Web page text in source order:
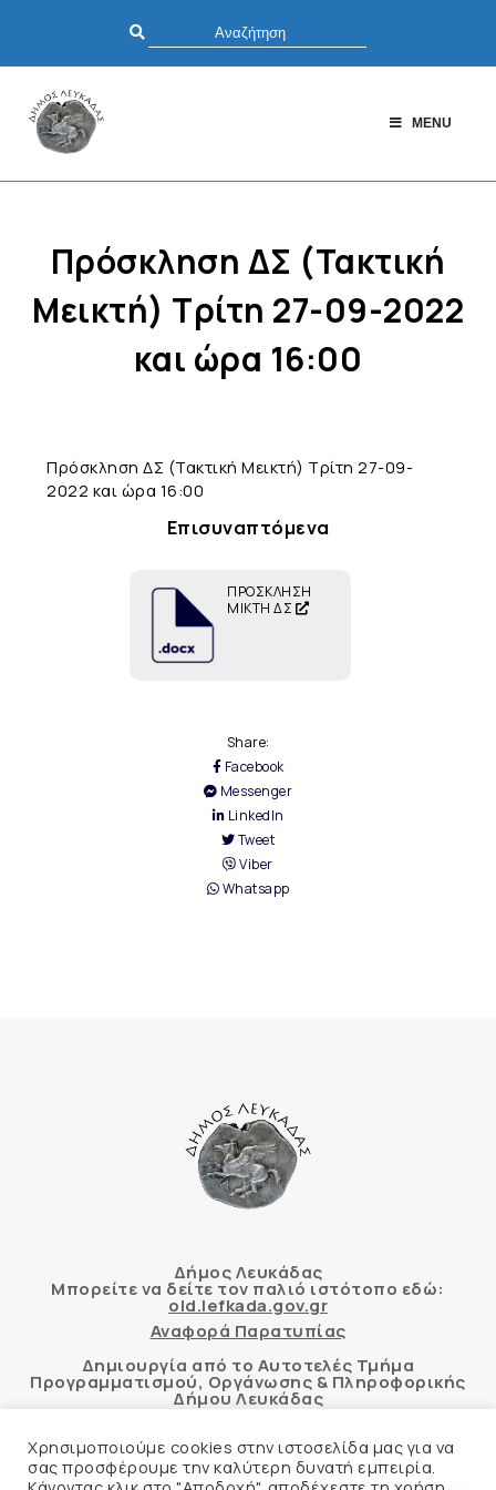
MENU
Πρόσκληση ΔΣ (Τακτική
Μεικτή) Τρίτη 27-09-2022
και ώρα 16:00
Πρόσκληση ΔΣ (Τακτική Μεικτή) Τρίτη 27-09-
2022 και ώρα 16:00
Επισυναπτόμενα
ΠΡΟΣΚΛΗΣΗ
ΜΙΚΤΗ ΔΣ
Share:
Facebook
Messenger
LinkedIn
Tweet
Viber
Whatsapp
Δήμος Λευκάδας
Μπορείτε να δείτε τον παλιό ιστότοπο εδώ:
old.lefkada.gov.gr
Αναφορά Παρατυπίας
Δημιουργία από το Αυτοτελές Τμήμα
Προγραμματισμού, Οργάνωσης & Πληροφορικής
Δήμου Λευκάδας
Χρησιμοποιούμε cookies στην ιστοσελίδα μας για να
σας προσφέρουμε την καλύτερη δυνατή εμπειρία.